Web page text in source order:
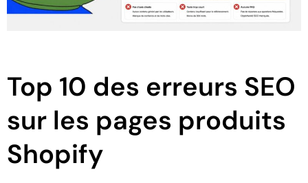
Top 10 des erreurs SEO
sur les pages produits
Shopify